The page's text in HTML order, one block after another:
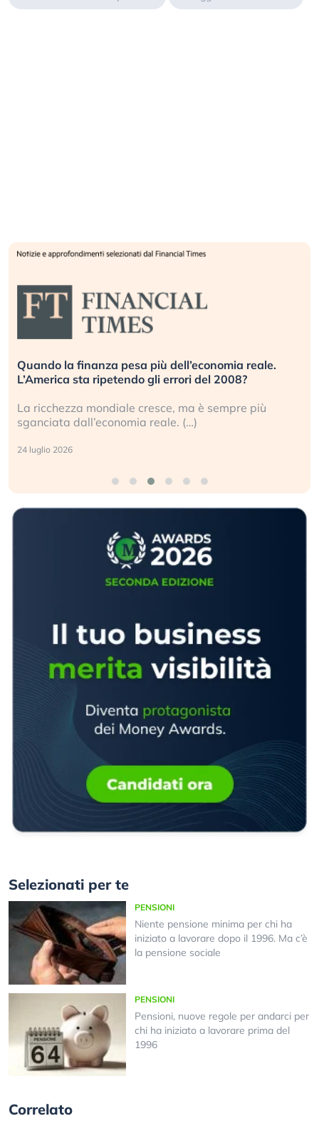
Quando la finanza pesa più dell’economia reale.
L’America sta ripetendo gli errori del 2008?
La ricchezza mondiale cresce, ma è sempre più
sganciata dall’economia reale. (…)
24 luglio 2026
Selezionati per te
PENSIONI
Niente pensione minima per chi ha
iniziato a lavorare dopo il 1996. Ma c’è
la pensione sociale
PENSIONI
Pensioni, nuove regole per andarci per
chi ha iniziato a lavorare prima del
1996
Correlato